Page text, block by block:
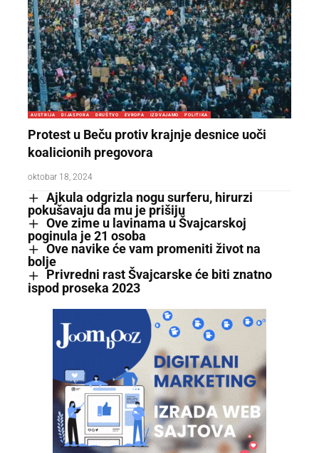
AUSTRIJA DIJASPORA DRUŠTVO EVROPA IZDVAJAMO POLITIKA
Protest u Beču protiv krajnje desnice uoči
koalicionih pregovora
oktobar 18, 2024
Ajkula odgrizla nogu surferu, hirurzi
pokušavaju da mu je prišiju
Ove zime u lavinama u Švajcarskoj
poginula je 21 osoba
Ove navike će vam promeniti život na
bolje
Privredni rast Švajcarske će biti znatno
ispod proseka 2023